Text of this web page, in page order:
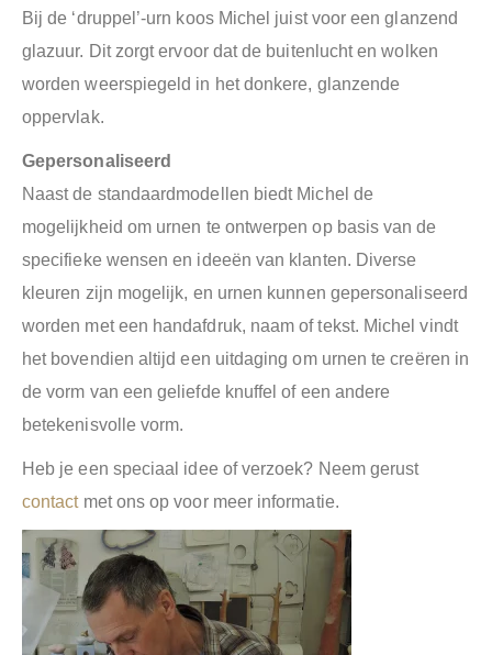
Bij de ‘druppel’-urn koos Michel juist voor een glanzend
glazuur. Dit zorgt ervoor dat de buitenlucht en wolken
worden weerspiegeld in het donkere, glanzende
oppervlak.
Gepersonaliseerd
Naast de standaardmodellen biedt Michel de
mogelijkheid om urnen te ontwerpen op basis van de
specifieke wensen en ideeën van klanten. Diverse
kleuren zijn mogelijk, en urnen kunnen gepersonaliseerd
worden met een handafdruk, naam of tekst. Michel vindt
het bovendien altijd een uitdaging om urnen te creëren in
de vorm van een geliefde knuffel of een andere
betekenisvolle vorm.
Heb je een speciaal idee of verzoek? Neem gerust
contactmet ons op voor meer informatie.